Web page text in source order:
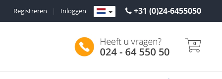
+31 (0)24-6455050
Inloggen
|
Registreren
0